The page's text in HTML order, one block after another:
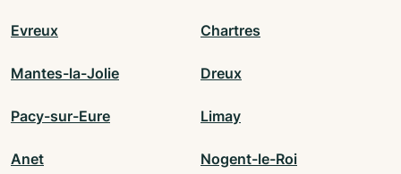
Evreux Chartres
Mantes-la-Jolie Dreux
Pacy-sur-Eure Limay
Anet Nogent-le-Roi